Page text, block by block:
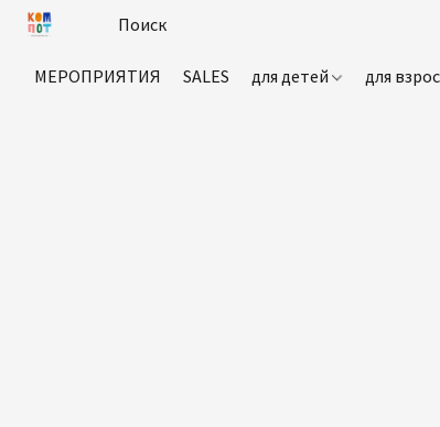
МЕРОПРИЯТИЯ SALES для детей для